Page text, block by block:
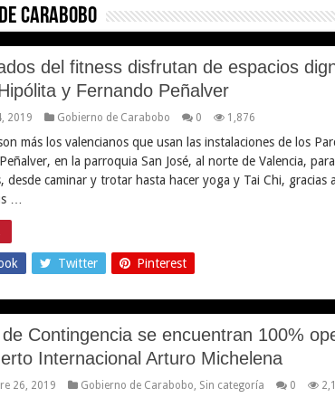
Carabobo
del fitness disfrutan de espacios
y Fernando Peñalver
2019 Gobierno de Carabobo 0 1,876
más los valencianos que usan las instalaciones de los
en la parroquia San José, al norte de Valencia,
desde caminar y trotar hasta hacer yoga y Tai Chi, gracias
…
Twitter Pinterest
Contingencia se encuentran 100%
Internacional Arturo Michelena
26, 2019 Gobierno de Carabobo Sin categoría 0